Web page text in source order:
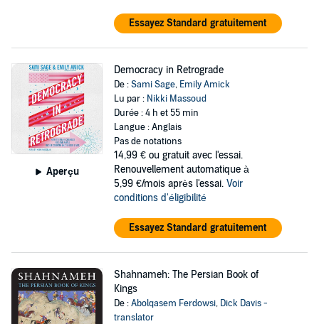
Essayez Standard gratuitement
Aperçu
Democracy in Retrograde
De :Sami Sage, Emily Amick
Lu par : Nikki Massoud
Durée : 4 h et 55 min
Langue : Anglais
Pas de notations
14,99 € ou gratuit avec l'essai.
Renouvellement automatique à
5,99 €/mois après l'essai. Voir
conditions d'éligibilité
Essayez Standard gratuitement
Shahnameh: The Persian Book of
Kings
De :Abolqasem Ferdowsi, Dick Davis -
translator